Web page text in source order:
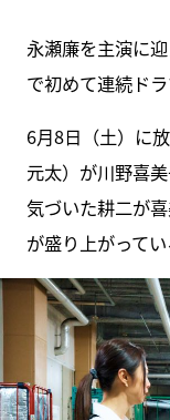
永瀬廉を主演に
で初めて連続ド
6月8日（土）に
元太）が川野喜
気づいた耕二が
が盛り上がってい